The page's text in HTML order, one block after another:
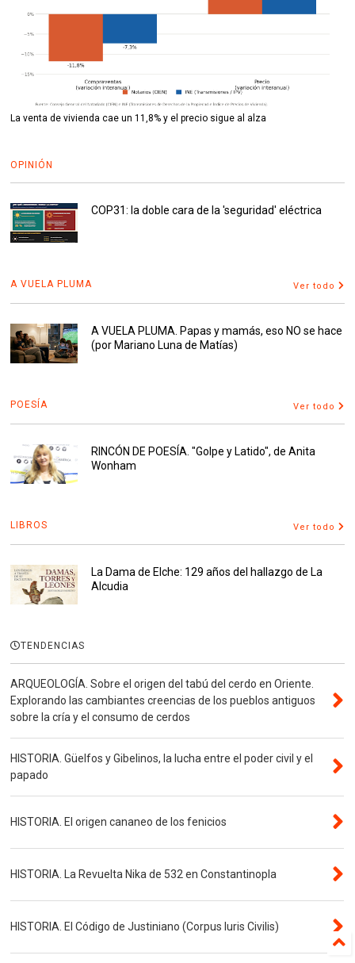
La venta de vivienda cae un 11,8% y el precio sigue al alza
OPINIÓN
COP31: la doble cara de la 'seguridad' eléctrica
A VUELA PLUMA Ver todo
A VUELA PLUMA. Papas y mamás, eso NO se hace
(por Mariano Luna de Matías)
POESÍA Ver todo
RINCÓN DE POESÍA. "Golpe y Latido", de Anita
Wonham
LIBROS Ver todo
La Dama de Elche: 129 años del hallazgo de La
Alcudia
TENDENCIAS
ARQUEOLOGÍA. Sobre el origen del tabú del cerdo en Oriente.
Explorando las cambiantes creencias de los pueblos antiguos
sobre la cría y el consumo de cerdos
HISTORIA. Güelfos y Gibelinos, la lucha entre el poder civil y el
papado
HISTORIA. El origen cananeo de los fenicios
HISTORIA. La Revuelta Nika de 532 en Constantinopla
HISTORIA. El Código de Justiniano (Corpus Iuris Civilis)